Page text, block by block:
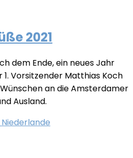
2021
dem Ende, ein neues Jahr
Vorsitzender Matthias Koch
an die Amsterdamer
Ausland.